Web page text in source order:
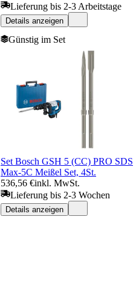
Lieferung bis 2-3 Arbeitstage
Details anzeigen
Günstig im Set
Set Bosch GSH 5 (CC) PRO SDS
Max-5C Meißel Set, 4St.
536,56 €inkl. MwSt.
Lieferung bis 2-3 Wochen
Details anzeigen